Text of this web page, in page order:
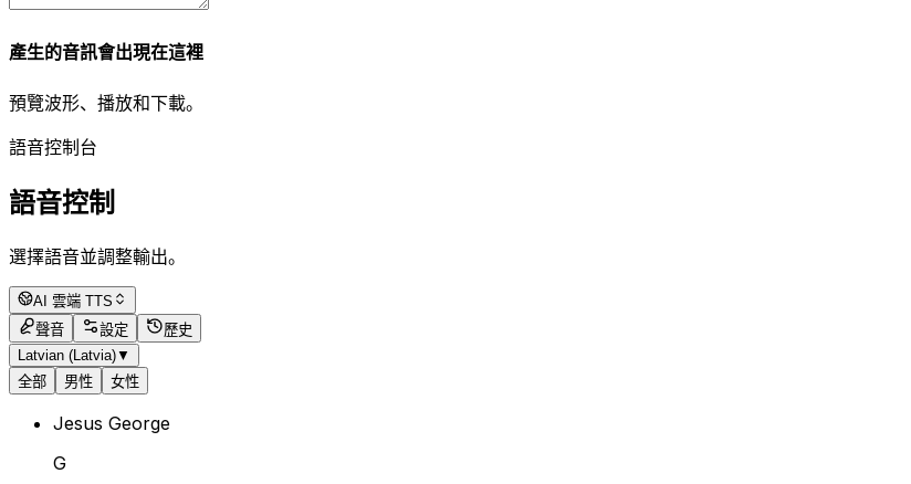
產生的音訊會出現在這裡
預覽波形、播放和下載。
語音控制台
語音控制
選擇語音並調整輸出。
AI 雲端 TTS
聲音
設定
歷史
Latvian (Latvia)▼
全部
男性 女性
Jesus George
G